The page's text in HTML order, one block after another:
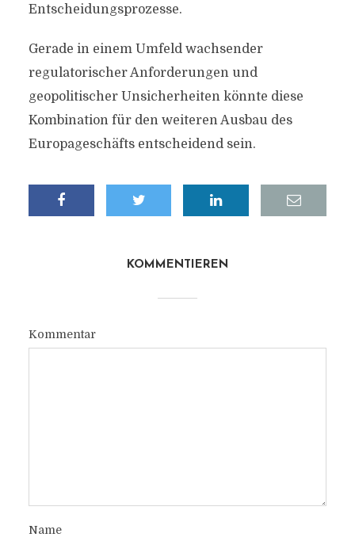
Entscheidungsprozesse.
Gerade in einem Umfeld wachsender
regulatorischer Anforderungen und
geopolitischer Unsicherheiten könnte diese
Kombination für den weiteren Ausbau des
Europageschäfts entscheidend sein.
KOMMENTIEREN
Kommentar
Name